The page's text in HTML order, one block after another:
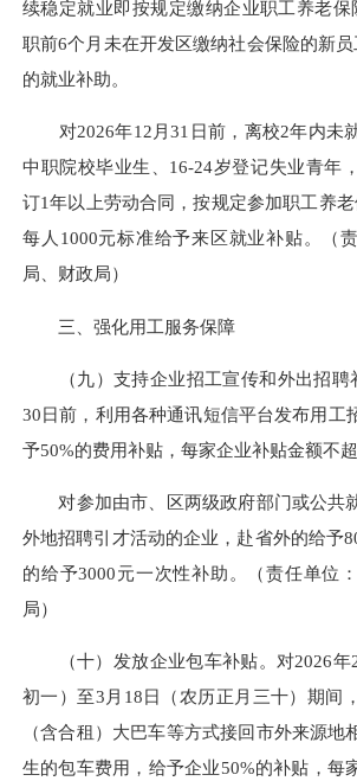
续稳定就业即按规定缴纳企业职工养老保
职前6个月未在开发区缴纳社会保险的新
的就业补助。
对2026年12月31日前，离校2年内未
中职院校毕业生、16-24岁登记失业青年
订1年以上劳动合同，按规定参加职工养
每人1000元标准给予来区就业补贴。（
局、财政局）
三、强化用工服务保障
（九）支持企业招工宣传和外出招聘
30日前，利用各种通讯短信平台发布用工
予50%的费用补贴，每家企业补贴金额不
对参加由市、区两级政府部门或公共
外地招聘引才活动的企业，赴省外的给予
的给予3000元一次性补助。（责任单位
局）
（十）发放企业包车补贴。对2026年2
初一）至3月18日（农历正月三十）期间
（含合租）大巴车等方式接回市外来源地
生的包车费用，给予企业50%的补贴，每